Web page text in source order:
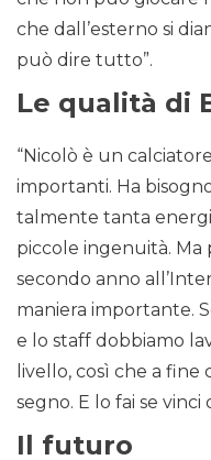
che dall’esterno si
può dire tutto”.
Le qualità di
“Nicolò è un
importanti. Ha
talmente tanta
piccole ingenuità. Ma
secondo anno
maniera importante.
e lo staff dobbiamo
livello, così che a fine
segno. E lo fai se vinci
Il futuro